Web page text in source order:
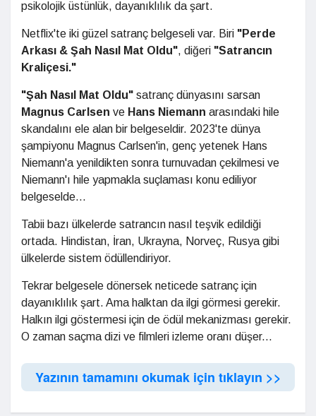
psikolojik üstünlük, dayanıklılık da şart.
Netflix'te iki güzel satranç belgeseli var. Biri "Perde
Arkası & Şah Nasıl Mat Oldu", diğeri "Satrancın
Kraliçesi."
"Şah Nasıl Mat Oldu" satranç dünyasını sarsan
Magnus Carlsen ve Hans Niemann arasındaki hile
skandalını ele alan bir belgeseldir. 2023'te dünya
şampiyonu Magnus Carlsen'in, genç yetenek Hans
Niemann'a yenildikten sonra turnuvadan çekilmesi ve
Niemann'ı hile yapmakla suçlaması konu ediliyor
belgeselde...
Tabii bazı ülkelerde satrancın nasıl teşvik edildiği
ortada. Hindistan, İran, Ukrayna, Norveç, Rusya gibi
ülkelerde sistem ödüllendiriyor.
Tekrar belgesele dönersek neticede satranç için
dayanıklılık şart. Ama halktan da ilgi görmesi gerekir.
Halkın ilgi göstermesi için de ödül mekanizması gerekir.
O zaman saçma dizi ve filmleri izleme oranı düşer...
Yazının tamamını okumak için tıklayın >>